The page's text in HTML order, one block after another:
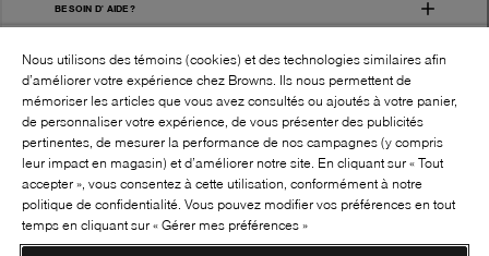
BESOIN D' AIDE?
BROWNS SHOES INC. TOUS DROITS
RÉSERVÉS
SUIVEZ-NOUS!:
Nous utilisons des témoins (cookies) et des technologies similaires afin
d’améliorer votre expérience chez Browns. Ils nous permettent de
mémoriser les articles que vous avez consultés ou ajoutés à votre panier,
de personnaliser votre expérience, de vous présenter des publicités
pertinentes, de mesurer la performance de nos campagnes (y compris
leur impact en magasin) et d’améliorer notre site. En cliquant sur « Tout
accepter », vous consentez à cette utilisation, conformément à notre
politique de confidentialité. Vous pouvez modifier vos préférences en tout
temps en cliquant sur « Gérer mes préférences »